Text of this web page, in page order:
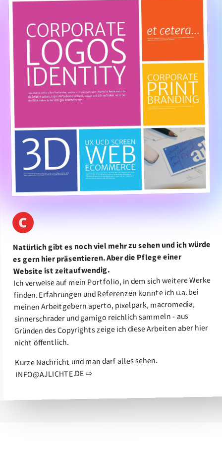
Natürlich gibt es noch viel mehr zu sehen und ich würde
es gern hier präsentieren. Aber die Pflege einer
Website ist zeitaufwendig.
Ich verweise auf mein Portfolio, in dem sich weitere Werke
finden. Erfahrungen und Referenzen konnte ich u.a. bei
meinen Arbeitgebern aperto, pixelpark, macromedia,
sinnerschrader und gamigo reichlich sammeln - aus
Gründen des Copyrights zeige ich diese Arbeiten aber hier
nicht öffentlich.
Kurze Nachricht und man darf alles sehen.
INFO@AJLICHTE.DE ⇨